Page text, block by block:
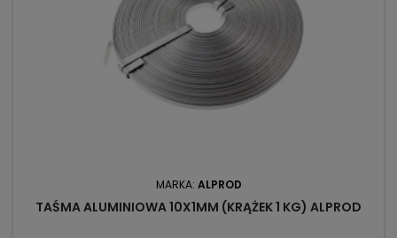
MARKA: ALPROD
TAŚMA ALUMINIOWA 10X1MM (KRĄŻEK 1 KG) ALPROD